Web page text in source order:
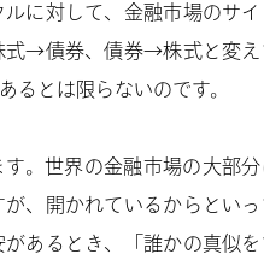
に対して、金融市場のサ
→債券、債券→株式と変え
るとは限らないのです。
。世界の金融市場の大部
、開かれているからとい
あるとき、「誰かの真似を